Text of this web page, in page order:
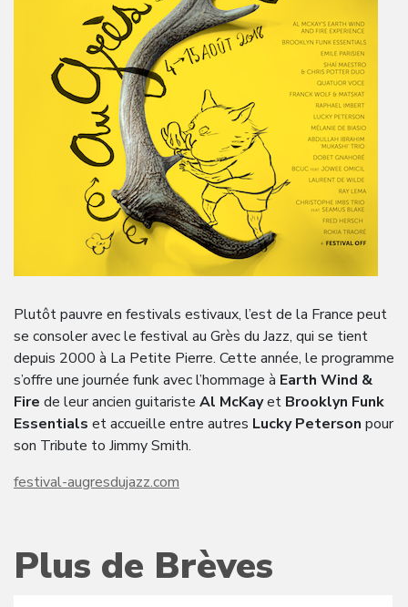
Plutôt pauvre en festivals estivaux, l’est de la France peut
se consoler avec le festival au Grès du Jazz, qui se tient
depuis 2000 à La Petite Pierre. Cette année, le programme
s’offre une journée funk avec l’hommage à Earth Wind &
Fire de leur ancien guitariste Al McKayet Brooklyn Funk
Essentials et accueille entre autres Lucky Peterson pour
son Tribute to Jimmy Smith.
festival-augresdujazz.com
Plus de Brèves